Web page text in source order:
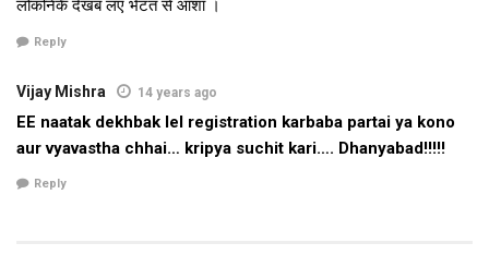
लोकनिकेँ देखब लए भेटत से आशा ।
Reply
Vijay Mishra 14 years ago
EE naatak dekhbak lel registration karbaba partai ya kono
aur vyavastha chhai… kripya suchit kari…. Dhanyabad!!!!!
Reply